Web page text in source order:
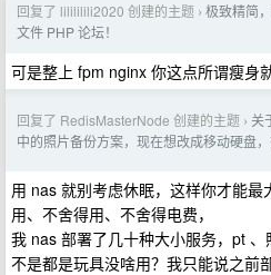
回复了 lilililili2020 创建的主题 › 极致精简
文件 PHP 论坛！
可是整上 fpm nginx 你这点所谓瘦身
回复了 RedisMasterNode 创建的主题 › 关
中的照片备份方案，现在想改成移动硬盘，
用 nas 就别考虑休眠，这样你才能
用、不舍得用、不舍得电费，
我 nas 部署了几十种大小服务，pt
不是都是玩具没啥用？我只能说之前